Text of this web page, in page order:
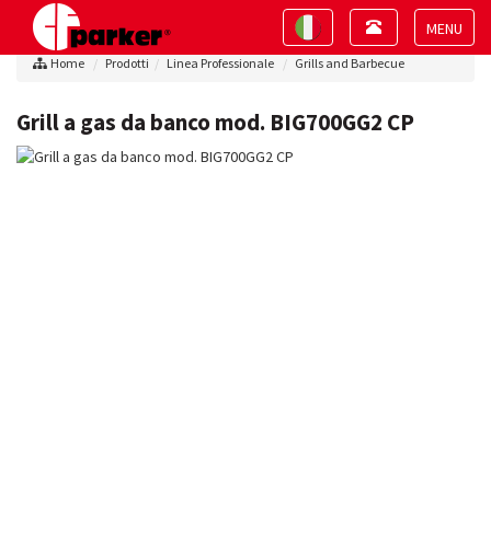
Toggle
Toggle
navigation
Toggle
navigation
Home Prodotti Linea Professionale Grills and Barbecue
Grill a gas da banco mod. BIG700GG2 CP